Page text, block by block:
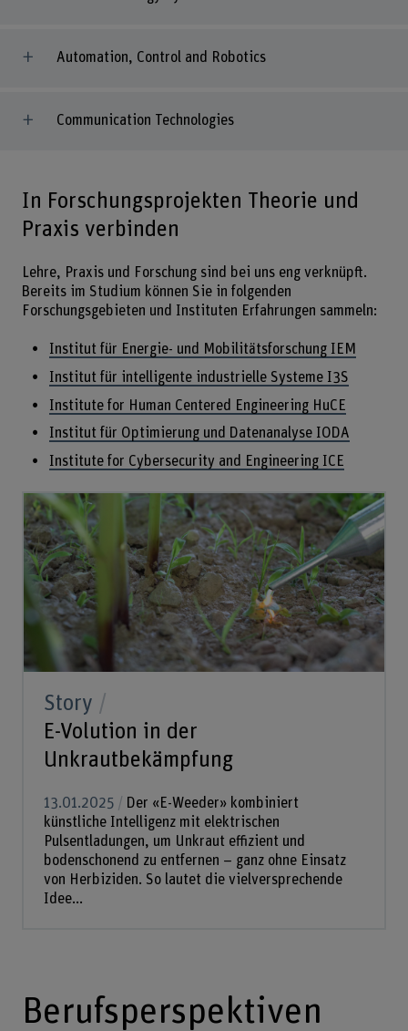
Automation, Control and Robotics
Communication Technologies
In Forschungsprojekten Theorie und
Praxis verbinden
Lehre, Praxis und Forschung sind bei uns eng verknüpft.
Bereits im Studium können Sie in folgenden
Forschungsgebieten und Instituten Erfahrungen sammeln:
Institut für Energie- und Mobilitätsforschung IEM
Institut für intelligente industrielle Systeme I3S
Institute for Human Centered Engineering HuCE
Institut für Optimierung und Datenanalyse IODA
Institute for Cybersecurity and Engineering ICE
Story
E-Volution in der
Unkrautbekämpfung
13.01.2025
Der «E-Weeder» kombiniert
künstliche Intelligenz mit elektrischen
Pulsentladungen, um Unkraut effizient und
bodenschonend zu entfernen – ganz ohne Einsatz
von Herbiziden. So lautet die vielversprechende
Idee...
Berufsperspektiven